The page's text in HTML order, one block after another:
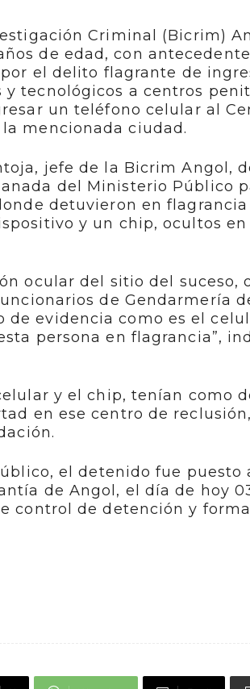
Criminal (Bicrim)
de edad, con
el delito flagrante de
tecnológicos a centros
un teléfono celular al
mencionada ciudad.
jefe de la Bicrim Angol,
del Ministerio Público
detuvieron en flagrancia
y un chip, ocultos en
ocular del sitio del suceso,
de Gendarmería
evidencia como es el
persona en flagrancia”,
y el chip, tenían como
en ese centro de
el detenido fue puesto
de Angol, el día de hoy
control de detención y